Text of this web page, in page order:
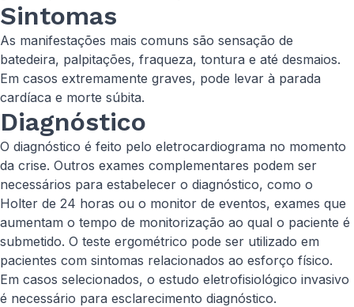
Sintomas
As manifestações mais comuns são sensação de
batedeira, palpitações, fraqueza, tontura e até desmaios.
Em casos extremamente graves, pode levar à parada
cardíaca e morte súbita.
Diagnóstico
O diagnóstico é feito pelo eletrocardiograma no momento
da crise. Outros exames complementares podem ser
necessários para estabelecer o diagnóstico, como o
Holter de 24 horas ou o monitor de eventos, exames que
aumentam o tempo de monitorização ao qual o paciente é
submetido. O teste ergométrico pode ser utilizado em
pacientes com sintomas relacionados ao esforço físico.
Em casos selecionados, o estudo eletrofisiológico invasivo
é necessário para esclarecimento diagnóstico.